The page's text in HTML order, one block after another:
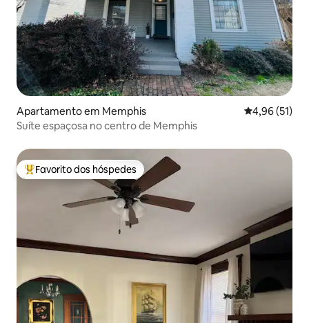
Apartamento em Memphis Classificação
4,96 (51)
Suíte espaçosa no centro de Memphis
Favoritos dos hóspedes mais apreciados
Favorito dos hóspedes